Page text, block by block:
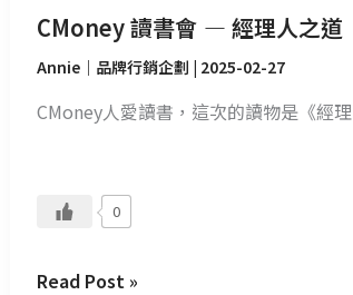
CMoney 讀書會 — 經理人之道
Annie｜品牌行銷企劃 | 2025-02-27
CMoney人愛讀書，這次的讀物是《經理
0
Read Post »